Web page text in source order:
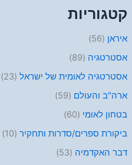
קטגוריות
איראן (56)
אסטרטגיה (89)
אסטרטגיה לאומית של ישראל(23)
ארה"ב והעולם (59)
בטחון לאומי (60)
ביקורת ספרים/סדרות ותחקיר(10)
דבר האקדמיה (53)